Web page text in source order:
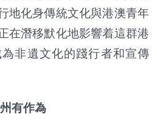
地化身傳統文化與港澳青年
在潛移默化地影響着這群港
非遺文化的踐行者和宣傳
有作為